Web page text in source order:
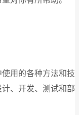
用的各种方法和技
、开发、测试和部